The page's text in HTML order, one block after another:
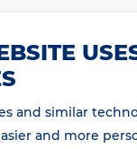
wij gebruik van
informeren u
&...
and similar
and more